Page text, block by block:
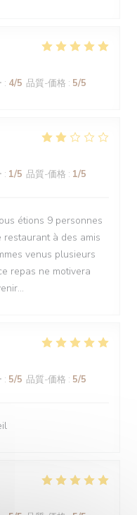
: 4/5 品質-価格 : 5/5
: 1/5 品質-価格 : 1/5
étions 9 personnes
à des amis
venus plusieurs
repas ne motivera
: 5/5 品質-価格 : 5/5